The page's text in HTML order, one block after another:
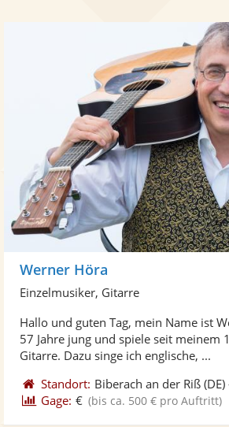
Werner Höra
Einzelmusiker, Gitarre
Hallo und guten Tag, mein Name ist
57 Jahre jung und spiele seit meinem
Gitarre. Dazu singe ich englische, ...
Standort: Biberach an der Riß (DE)
Gage: € (bis ca. 500 € pro Auftritt)